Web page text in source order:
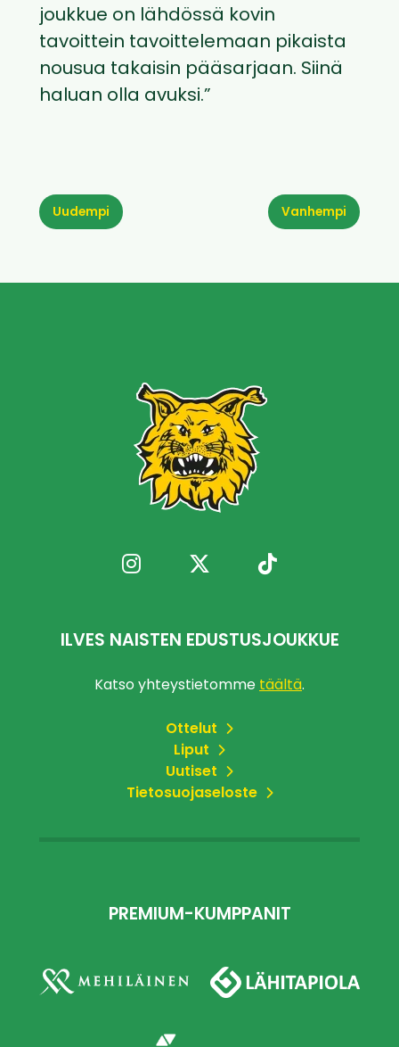
joukkue on lähdössä kovin
tavoittein tavoittelemaan pikaista
nousua takaisin pääsarjaan. Siinä
haluan olla avuksi.”
Vanhempi
Uudempi
ILVES NAISTEN EDUSTUSJOUKKUE
Katso yhteystietomme täältä.
Ottelut
Liput
Uutiset
Tietosuojaseloste
PREMIUM-KUMPPANIT